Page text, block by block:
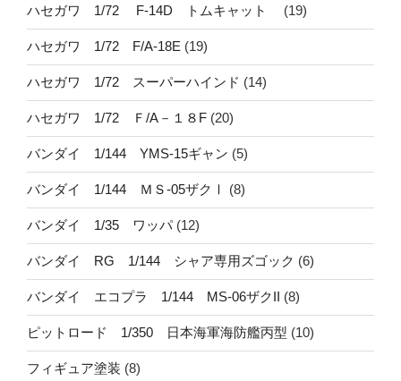
ハセガワ 1/72 F-14D トムキャット (19)
ハセガワ 1/72 F/A-18E (19)
ハセガワ 1/72 スーパーハインド (14)
ハセガワ 1/72 Ｆ/A－１８F (20)
バンダイ 1/144 YMS-15ギャン (5)
バンダイ 1/144 ＭＳ-05ザクⅠ (8)
バンダイ 1/35 ワッパ(12)
バンダイ RG 1/144 シャア専用ズゴック (6)
バンダイ エコプラ 1/144 MS-06ザクII (8)
ピットロード 1/350 日本海軍海防艦丙型 (10)
フィギュア塗装 (8)